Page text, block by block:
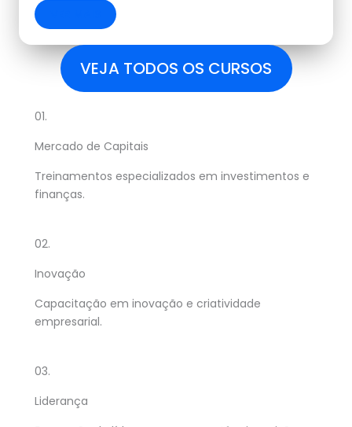
VEJA TODOS OS CURSOS
01.
Mercado de Capitais
Treinamentos especializados em investimentos e
finanças.
02.
Inovação
Capacitação em inovação e criatividade
empresarial.
03.
Liderança